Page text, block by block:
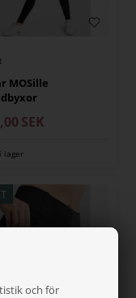
och för
MOSille
SEK
lager